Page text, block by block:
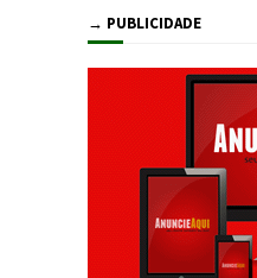
→ PUBLICIDADE